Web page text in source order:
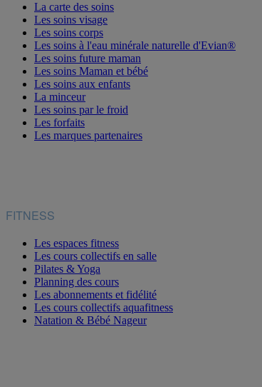
La carte des soins
Les soins visage
Les soins corps
Les soins à l'eau minérale naturelle d'Evian®
Les soins future maman
Les soins Maman et bébé
Les soins aux enfants
La minceur
Les soins par le froid
Les forfaits
Les marques partenaires
FITNESS
Les espaces fitness
Les cours collectifs en salle
Pilates & Yoga
Planning des cours
Les abonnements et fidélité
Les cours collectifs aquafitness
Natation & Bébé Nageur